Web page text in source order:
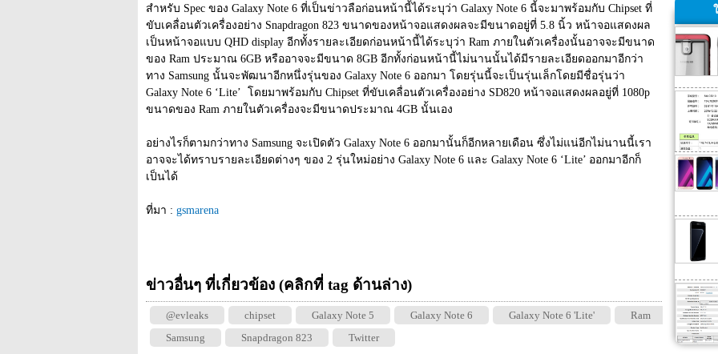
สำหรับ Spec ของ Galaxy Note 6 ที่เป็นข่าวลือก่อนหน้านี้ได้ระบุว่า Galaxy Note 6 นี้จะมาพร้อมกับ Chipset ที่
ขับเคลื่อนตัวเครื่องอย่าง Snapdragon 823 ขนาดของหน้าจอแสดงผลจะมีขนาดอยู่ที่ 5.8 นิ้ว หน้าจอแสดงผล
เป็นหน้าจอแบบ QHD display อีกทั้งรายละเอียดก่อนหน้านี้ได้ระบุว่า Ram ภายในตัวเครื่องนั้นอาจจะมีขนาด
ของ Ram ประมาณ 6GB หรืออาจจะมีขนาด 8GB อีกทั้งก่อนหน้านี้ไม่นานนั้นได้มีรายละเอียดออกมาอีกว่า
ทาง Samsung นั้นจะพัฒนาอีกหนึ่งรุ่นของ Galaxy Note 6 ออกมา โดยรุ่นนี้จะเป็นรุ่นเล็กโดยมีชื่อรุ่นว่า
Galaxy Note 6 ‘Lite’  โดยมาพร้อมกับ Chipset ที่ขับเคลื่อนตัวเครื่องอย่าง SD820 หน้าจอแสดงผลอยู่ที่ 1080p
ขนาดของ Ram ภายในตัวเครื่องจะมีขนาดประมาณ 4GB นั้นเอง
อย่างไรก็ตามกว่าทาง Samsung จะเปิดตัว Galaxy Note 6 ออกมานั้นก็อีกหลายเดือน ซึ่งไม่แน่อีกไม่นานนี้เรา
อาจจะได้ทราบรายละเอียดต่างๆ ของ 2 รุ่นใหม่อย่าง Galaxy Note 6 และ Galaxy Note 6 ‘Lite’ ออกมาอีกก็
เป็นได้
ที่มา : gsmarena
ข่าวอื่นๆ ที่เกี่ยวข้อง (คลิกที่ tag ด้านล่าง)
@evleaks chipset Galaxy Note 5 Galaxy Note 6 Galaxy Note 6 'Lite'
Ram
Samsung
Snapdragon 823 Twitter